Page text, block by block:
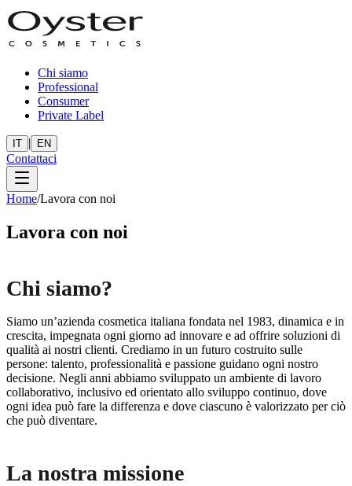
Chi siamo
Professional
Consumer
Private Label
IT | EN
Contattaci
Home/Lavora con noi
Lavora con noi
Chi siamo?
Siamo un’azienda cosmetica italiana fondata nel 1983, dinamica e in
crescita, impegnata ogni giorno ad innovare e ad offrire soluzioni di
qualità ai nostri clienti. Crediamo in un futuro costruito sulle
persone: talento, professionalità e passione guidano ogni nostro
decisione. Negli anni abbiamo sviluppato un ambiente di lavoro
collaborativo, inclusivo ed orientato allo sviluppo continuo, dove
ogni idea può fare la differenza e dove ciascuno è valorizzato per ciò
che può diventare.
La nostra missione